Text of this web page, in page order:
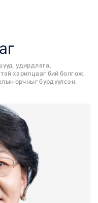
удирдлага,
харилцааг бий болгож,
орчныг бүрдүүлсэн.